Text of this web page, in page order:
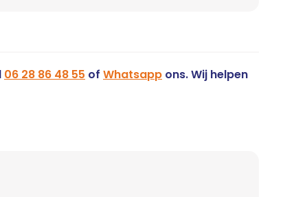
06 28 86 48 55 of Whatsapp ons. Wij helpen